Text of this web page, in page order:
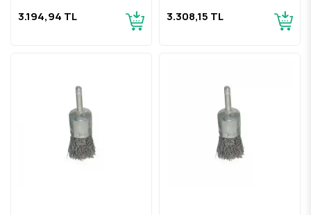
3.194,94 TL 3.308,15 TL